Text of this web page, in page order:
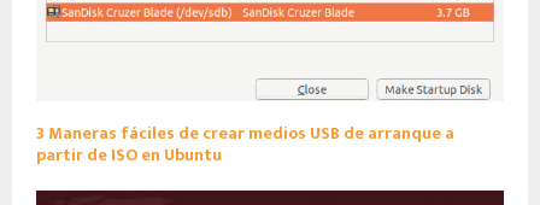
3 Maneras fáciles de crear medios USB de arranque a
partir de ISO en Ubuntu